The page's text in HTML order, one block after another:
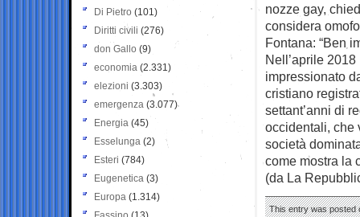
nozze gay,
considera
Fontana: “Ben
Nell’aprile
impressionato
cristiano
settant’anni di
occidentali, che
società
come mostra la
(da La
This entry was posted
Di Pietro (101)
Diritti civili (276)
don Gallo (9)
economia (2.331)
elezioni (3.303)
emergenza (3.077)
Energia (45)
Esselunga (2)
Esteri (784)
Eugenetica (3)
Europa (1.314)